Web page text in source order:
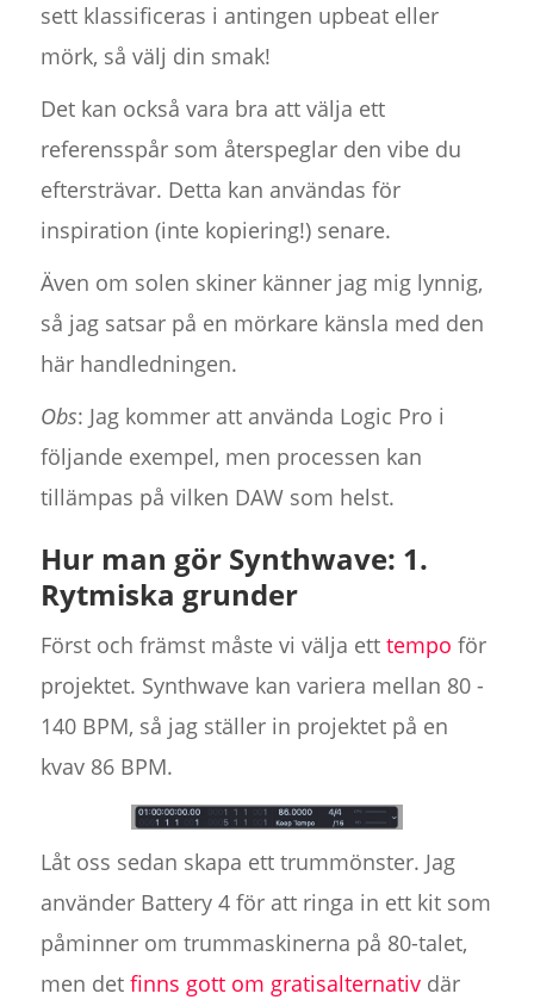
sett klassificeras i antingen upbeat eller
mörk, så välj din smak!
Det kan också vara bra att välja ett
referensspår som återspeglar den vibe du
eftersträvar. Detta kan användas för
inspiration (inte kopiering!) senare.
Även om solen skiner känner jag mig lynnig,
så jag satsar på en mörkare känsla med den
här handledningen.
Obs: Jag kommer att använda Logic Pro i
följande exempel, men processen kan
tillämpas på vilken DAW som helst.
Hur man gör Synthwave: 1.
Rytmiska grunder
Först och främst måste vi välja ett tempo för
projektet. Synthwave kan variera mellan 80 -
140 BPM, så jag ställer in projektet på en
kvav 86 BPM.
Låt oss sedan skapa ett trummönster. Jag
använder Battery 4 för att ringa in ett kit som
påminner om trummaskinerna på 80-talet,
men det finns gott om gratisalternativdär